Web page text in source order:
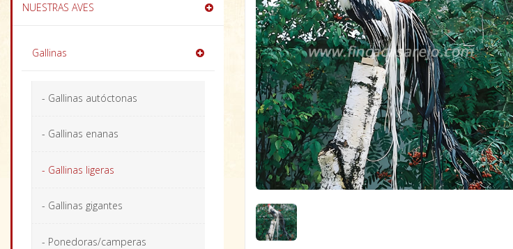
NUESTRAS AVES
Gallinas
- Gallinas autóctonas
- Gallinas enanas
- Gallinas ligeras
- Gallinas gigantes
- Ponedoras/camperas